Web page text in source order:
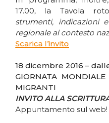
17.00, la Tavola
strumenti, indicazioni
regionale al contesto
Scarica l’invito
18 dicembre 2016 –
GIORNATA
MIGRANTI
INVITO ALLA
Appuntamento sul web!